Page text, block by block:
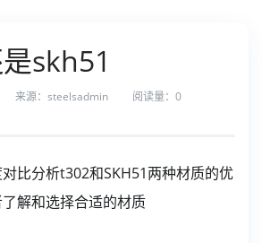
skh51
来源：steelsadmin 阅读量： 0
比分析t302和SKH51两种材质的优
解和选择合适的材质